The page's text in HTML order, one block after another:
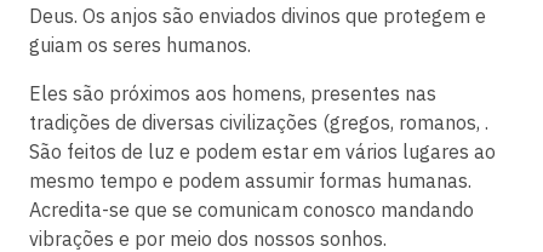
Deus. Os anjos são enviados divinos que protegem e
guiam os seres humanos.
Eles são próximos aos homens, presentes nas
tradições de diversas civilizações (gregos, romanos, .
São feitos de luz e podem estar em vários lugares ao
mesmo tempo e podem assumir formas humanas.
Acredita-se que se comunicam conosco mandando
vibrações e por meio dos nossos sonhos.